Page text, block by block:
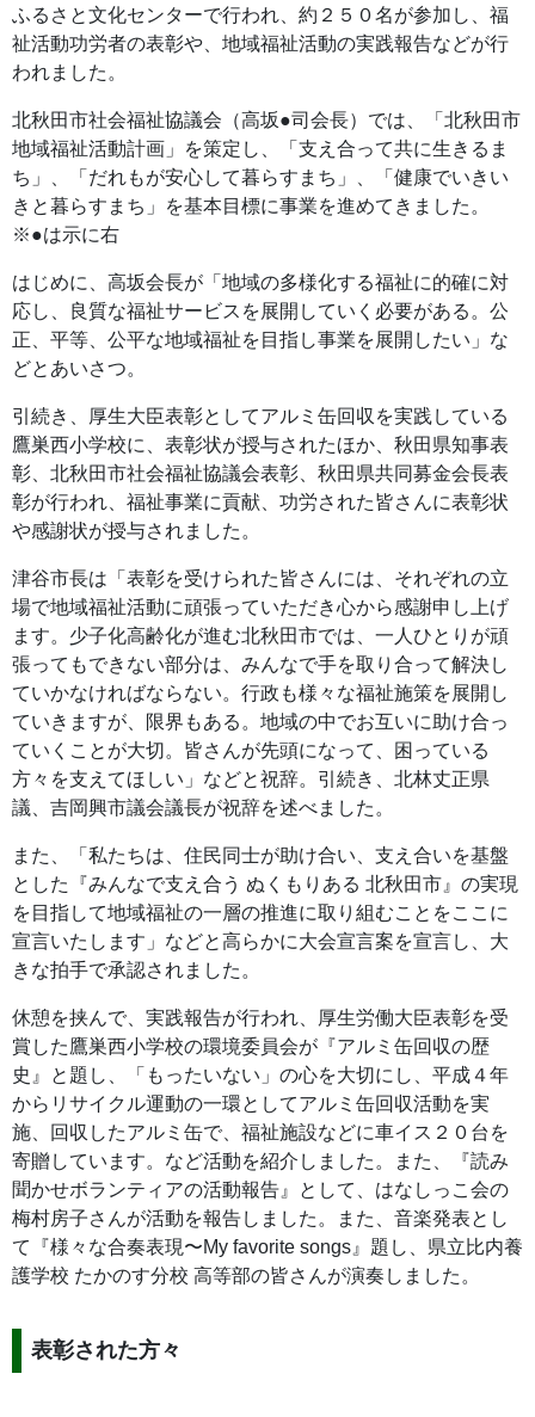
ふるさと文化センターで行われ、約２５０名が参加し、福
祉活動功労者の表彰や、地域福祉活動の実践報告などが行
われました。
北秋田市社会福祉協議会（高坂●司会長）では、「北秋田市
地域福祉活動計画」を策定し、「支え合って共に生きるま
ち」、「だれもが安心して暮らすまち」、「健康でいきい
きと暮らすまち」を基本目標に事業を進めてきました。
※●は示に右
はじめに、高坂会長が「地域の多様化する福祉に的確に対
応し、良質な福祉サービスを展開していく必要がある。公
正、平等、公平な地域福祉を目指し事業を展開したい」な
どとあいさつ。
引続き、厚生大臣表彰としてアルミ缶回収を実践している
鷹巣西小学校に、表彰状が授与されたほか、秋田県知事表
彰、北秋田市社会福祉協議会表彰、秋田県共同募金会長表
彰が行われ、福祉事業に貢献、功労された皆さんに表彰状
や感謝状が授与されました。
津谷市長は「表彰を受けられた皆さんには、それぞれの立
場で地域福祉活動に頑張っていただき心から感謝申し上げ
ます。少子化高齢化が進む北秋田市では、一人ひとりが頑
張ってもできない部分は、みんなで手を取り合って解決し
ていかなければならない。行政も様々な福祉施策を展開し
ていきますが、限界もある。地域の中でお互いに助け合っ
ていくことが大切。皆さんが先頭になって、困っている
方々を支えてほしい」などと祝辞。引続き、北林丈正県
議、吉岡興市議会議長が祝辞を述べました。
また、「私たちは、住民同士が助け合い、支え合いを基盤
とした『みんなで支え合う ぬくもりある 北秋田市』の実現
を目指して地域福祉の一層の推進に取り組むことをここに
宣言いたします」などと高らかに大会宣言案を宣言し、大
きな拍手で承認されました。
休憩を挟んで、実践報告が行われ、厚生労働大臣表彰を受
賞した鷹巣西小学校の環境委員会が『アルミ缶回収の歴
史』と題し、「もったいない」の心を大切にし、平成４年
からリサイクル運動の一環としてアルミ缶回収活動を実
施、回収したアルミ缶で、福祉施設などに車イス２０台を
寄贈しています。など活動を紹介しました。また、『読み
聞かせボランティアの活動報告』として、はなしっこ会の
梅村房子さんが活動を報告しました。また、音楽発表とし
て『様々な合奏表現〜My favorite songs』題し、県立比内養
護学校 たかのす分校 高等部の皆さんが演奏しました。
表彰された方々